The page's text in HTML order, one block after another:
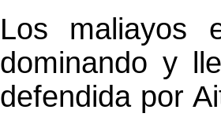
Los maliayos
dominando y
defendida por